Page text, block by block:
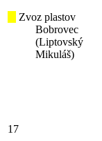
Zvoz plastov
Bobrovec
(Liptovský
Mikuláš)
17